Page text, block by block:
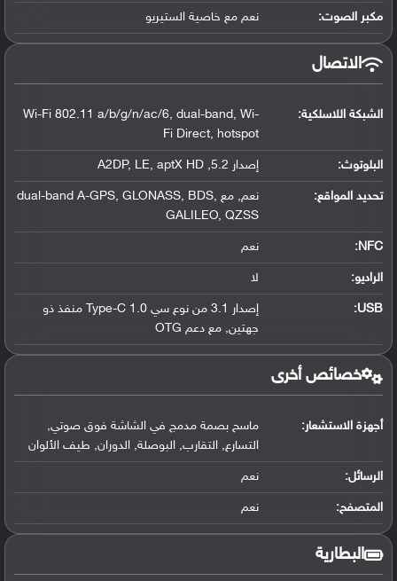
مكبر الصوت: نعم مع خاصية الستيريو
الاتصال
الشبكة اللاسلكية:
Wi-Fi 802.11 a/b/g/n/ac/6, dual-band, Wi-
Fi Direct, hotspot
البلوتوث: إصدار 5.2, A2DP, LE, aptX HD
تحديد المواقع:
نعم, مع dual-band A-GPS, GLONASS, BDS,
GALILEO, QZSS
NFC
: نعم
الراديو: لا
USB
:
إصدار 3.1 من نوع سي Type-C 1.0 منفذ ذو
جهتين, مع دعم OTG
خصائص أخرى
أجهزة الاستشعار:
ماسح بصمة مدمج في الشاشة فوق صوتي,
التسارع, التقارب, البوصلة, الدوران, طيف الألوان
الرسائل: نعم
المتصفح: نعم
البطارية